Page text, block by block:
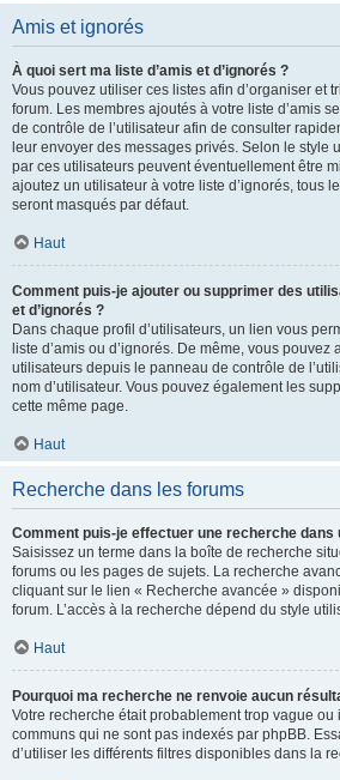
Amis et ignorés
À quoi sert ma liste d’amis et d’ignorés ?
Vous pouvez utiliser ces listes afin d’organiser et
forum. Les membres ajoutés à votre liste d’amis
de contrôle de l’utilisateur afin de consulter
leur envoyer des messages privés. Selon le style
par ces utilisateurs peuvent éventuellement être
ajoutez un utilisateur à votre liste d’ignorés, tous
seront masqués par défaut.
Haut
Comment puis-je ajouter ou supprimer des
et d’ignorés ?
Dans chaque profil d’utilisateurs, un lien vous
liste d’amis ou d’ignorés. De même, vous
utilisateurs depuis le panneau de contrôle de
nom d’utilisateur. Vous pouvez également les
cette même page.
Haut
Recherche dans les forums
Comment puis-je effectuer une recherche dans
Saisissez un terme dans la boîte de recherche
forums ou les pages de sujets. La recherche
cliquant sur le lien « Recherche avancée »
forum. L’accès à la recherche dépend du style
Haut
Pourquoi ma recherche ne renvoie aucun
Votre recherche était probablement trop vague ou
communs qui ne sont pas indexés par phpBB.
d’utiliser les différents filtres disponibles dans la